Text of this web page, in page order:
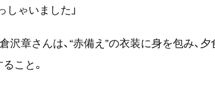
しゃいました」
沢章さんは、“赤備え”の衣装に身を包み
こと。